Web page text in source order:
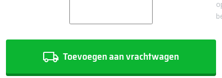
Toevoegen aan vrachtwagen